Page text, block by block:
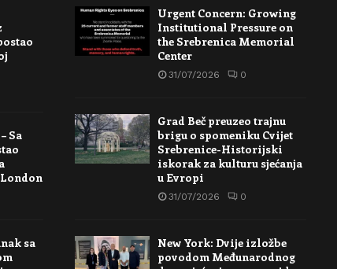
Sa
sa
Urgent Concern: Growing
Institutional Pressure on
the Srebrenica Memorial
Center
31/07/2026 0
Grad Beč preuzeo trajnu
brigu o spomeniku Cvijet
Srebrenice-Historijski
iskorak za kulturu sjećanja
u Evropi
31/07/2026 0
New York: Dvije izložbe
povodom Međunarodnog